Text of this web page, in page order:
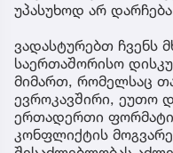
უპასუხოდ არ
ვადასტურებთ ჩვენს
საერთაშორისო
მიმართ, რომელსაც
ევროკავშირი, ეუთო
ერთადერთი
კონფლიქტის